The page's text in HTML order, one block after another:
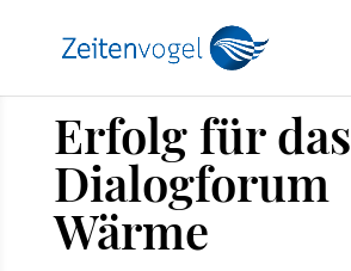
Erfolg für das
Dialogforum
Wärme